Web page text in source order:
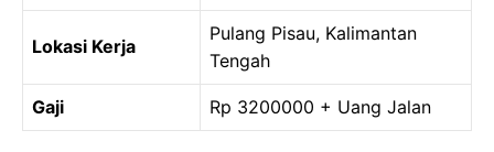
Lokasi Kerja
Pulang Pisau, Kalimantan
Tengah
Gaji Rp 3200000 + Uang Jalan